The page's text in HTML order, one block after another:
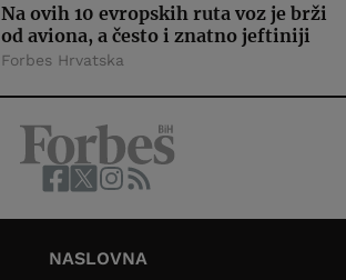
Na ovih 10 evropskih ruta voz je brži
od aviona, a često i znatno jeftiniji
Forbes Hrvatska
NASLOVNA